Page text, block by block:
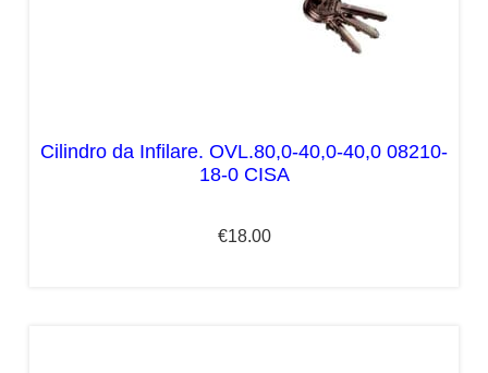
Cilindro da Infilare. OVL.80,0-40,0-40,0 08210-
18-0 CISA
€18.00